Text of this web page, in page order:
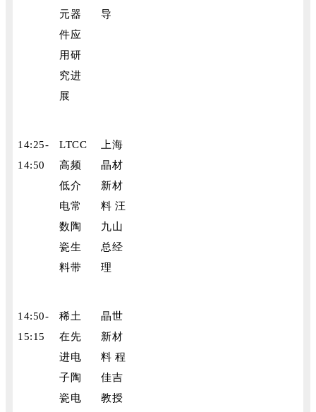
元器
件应
用研
究进
展
导
14:25-
14:50
LTCC
高频
低介
电常
数陶
瓷生
料带
上海
晶材
新材
料 汪
九山
总经
理
14:50-
15:15
稀土
在先
进电
子陶
瓷电
晶世
新材
料 程
佳吉
教授